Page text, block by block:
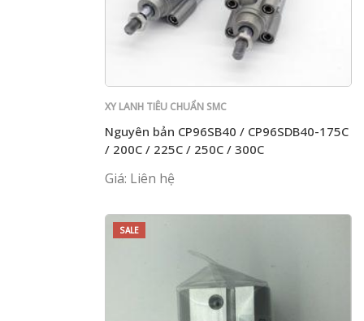
XY LANH TIÊU CHUẨN SMC
Nguyên bản CP96SB40 / CP96SDB40-175C
/ 200C / 225C / 250C / 300C
Giá: Liên hệ
SALE